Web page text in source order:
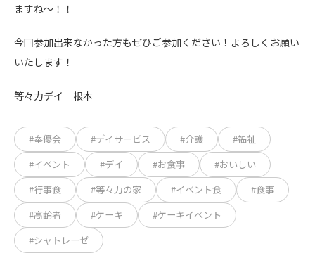
ますね～！！
今回参加出来なかった方もぜひご参加ください！よろしくお願い
いたします！
等々力デイ 根本
#奉優会 #デイサービス #介護
#福祉
#イベント
#デイ #お食事
#おいしい
#行事食
#等々力の家 #イベント食
#食事
#高齢者
#ケーキ
#ケーキイベント
#シャトレーゼ